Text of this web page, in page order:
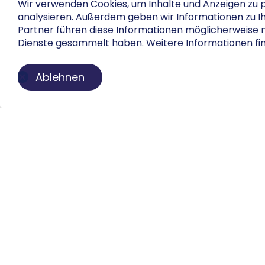
Wir verwenden Cookies, um Inhalte und Anzeigen
analysieren. Außerdem geben wir Informationen zu
Partner führen diese Informationen möglicherweise
Dienste gesammelt haben. Weitere Informationen
Ablehnen